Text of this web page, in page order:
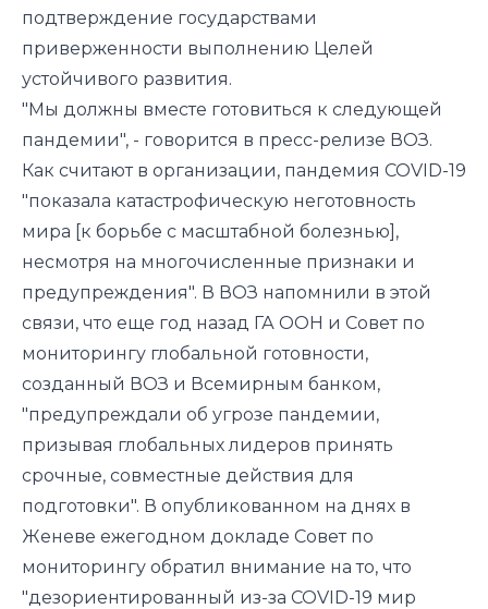
подтверждение государствами
приверженности выполнению Целей
устойчивого развития.
"Мы должны вместе готовиться к следующей
пандемии", - говорится в пресс-релизе ВОЗ.
Как считают в организации, пандемия COVID-19
"показала катастрофическую неготовность
мира [к борьбе с масштабной болезнью],
несмотря на многочисленные признаки и
предупреждения". В ВОЗ напомнили в этой
связи, что еще год назад ГА ООН и Совет по
мониторингу глобальной готовности,
созданный ВОЗ и Всемирным банком,
"предупреждали об угрозе пандемии,
призывая глобальных лидеров принять
срочные, совместные действия для
подготовки". В опубликованном на днях в
Женеве ежегодном докладе Совет по
мониторингу обратил внимание на то, что
"дезориентированный из-за COVID-19 мир